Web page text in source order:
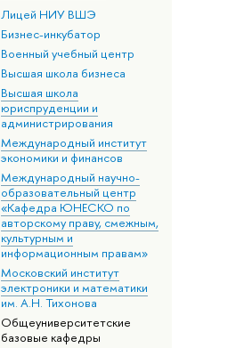
Лицей НИУ ВШЭ
Бизнес-инкубатор
Военный учебный центр
Высшая школа бизнеса
Высшая школа
юриспруденции и
администрирования
Международный институт
экономики и финансов
Международный научно-
образовательный центр
«Кафедра ЮНЕСКО по
авторскому праву, смежным,
культурным и
информационным правам»
Московский институт
электроники и математики
им. А.Н. Тихонова
Общеуниверситетские
базовые кафедры